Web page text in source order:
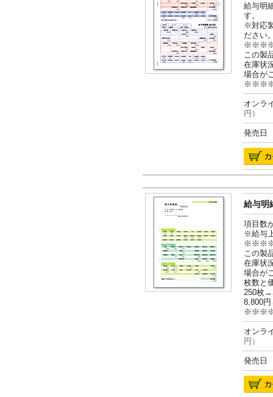
給与明
す。
※対応
ださい
この製
在庫状
場合が
オン
円）
発売日
給与明
項目数
※給与
この製
在庫状
場合が
枚数と
250枚
8,800
オン
円）
発売日